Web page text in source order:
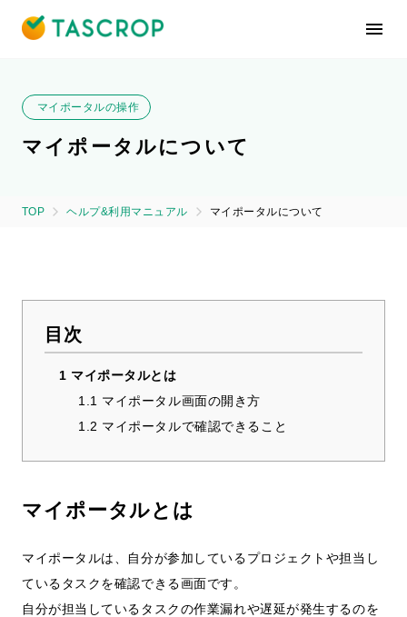
マイポータルの操作
マイポータルについて
TOP ヘルプ&利用マニュアル マイポータルについて
目次
1 マイポータルとは
1.1 マイポータル画面の開き方
1.2 マイポータルで確認できること
マイポータルとは
マイポータルは、自分が参加しているプロジェクトや担当し
ているタスクを確認できる画面です。
自分が担当しているタスクの作業漏れや遅延が発生するのを